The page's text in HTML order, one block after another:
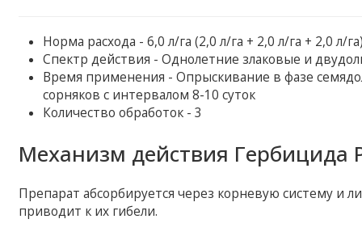
Норма расхода - 6,0 л/га (2,0 л/га + 2,0 л/га + 2,0 л/
Спектр действия - Однолетние злаковые и
Время применения - Опрыскивание в фазе
сорняков с интервалом 8-10 суток
Количество обработок - 3
Механизм действия Гербицида
Препарат абсорбируется через корневую систему и
приводит к их гибели.